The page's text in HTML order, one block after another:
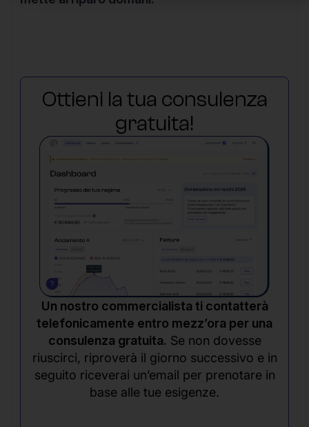
Ottieni la tua consulenza
gratuita!
Un nostro commercialista ti contatterà
telefonicamente entro mezz’ora per una
consulenza gratuita. Se non dovesse
riuscirci, riproverà il giorno successivo e in
seguito riceverai un’email per prenotare in
base alle tue esigenze.